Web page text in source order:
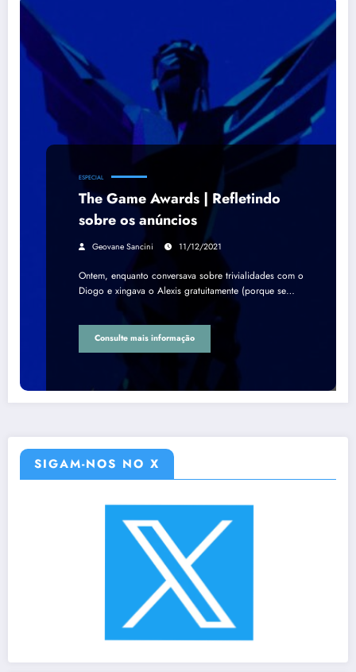
ESPECIAL
The Game Awards | Refletindo
sobre os anúncios
Geovane Sancini 11/12/2021
Ontem, enquanto conversava sobre trivialidades com o
Diogo e xingava o Alexis gratuitamente (porque se…
Consulte mais informação
SIGAM-NOS NO X